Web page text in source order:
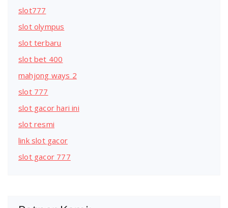
slot777
slot olympus
slot terbaru
slot bet 400
mahjong ways 2
slot 777
slot gacor hari ini
slot resmi
link slot gacor
slot gacor 777